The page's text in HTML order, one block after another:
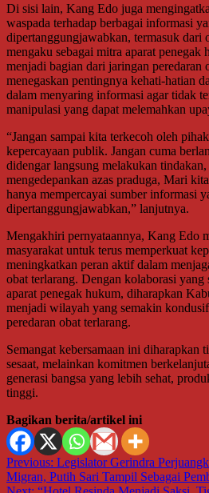
Di sisi lain, Kang Edo juga
waspada terhadap berbagai informasi
dipertanggungjawabkan, termasuk dari
mengaku sebagai mitra aparat penegak
menjadi bagian dari jaringan peredaran
menegaskan pentingnya kehati-hatian
dalam menyaring informasi agar tidak
manipulasi yang dapat melemahkan
“Jangan sampai kita terkecoh oleh
kepercayaan publik. Jangan cuma
didengar langsung melakukan
mengedepankan azas praduga, Mari
hanya mempercayai sumber informasi
dipertanggungjawabkan,” lanjutnya.
Mengakhiri pernyataannya, Kang Edo
masyarakat untuk terus memperkuat
meningkatkan peran aktif dalam
obat terlarang. Dengan kolaborasi yang
aparat penegak hukum, diharapkan
menjadi wilayah yang semakin
peredaran obat terlarang.
Semangat kebersamaan ini diharapkan
sesaat, melainkan komitmen
generasi bangsa yang lebih sehat,
tinggi.
Bagikan berita/artikel ini
Navigasi
pos
Previous: Legislator Gerindra
Migran, Putih Sari Tampil Sebagai